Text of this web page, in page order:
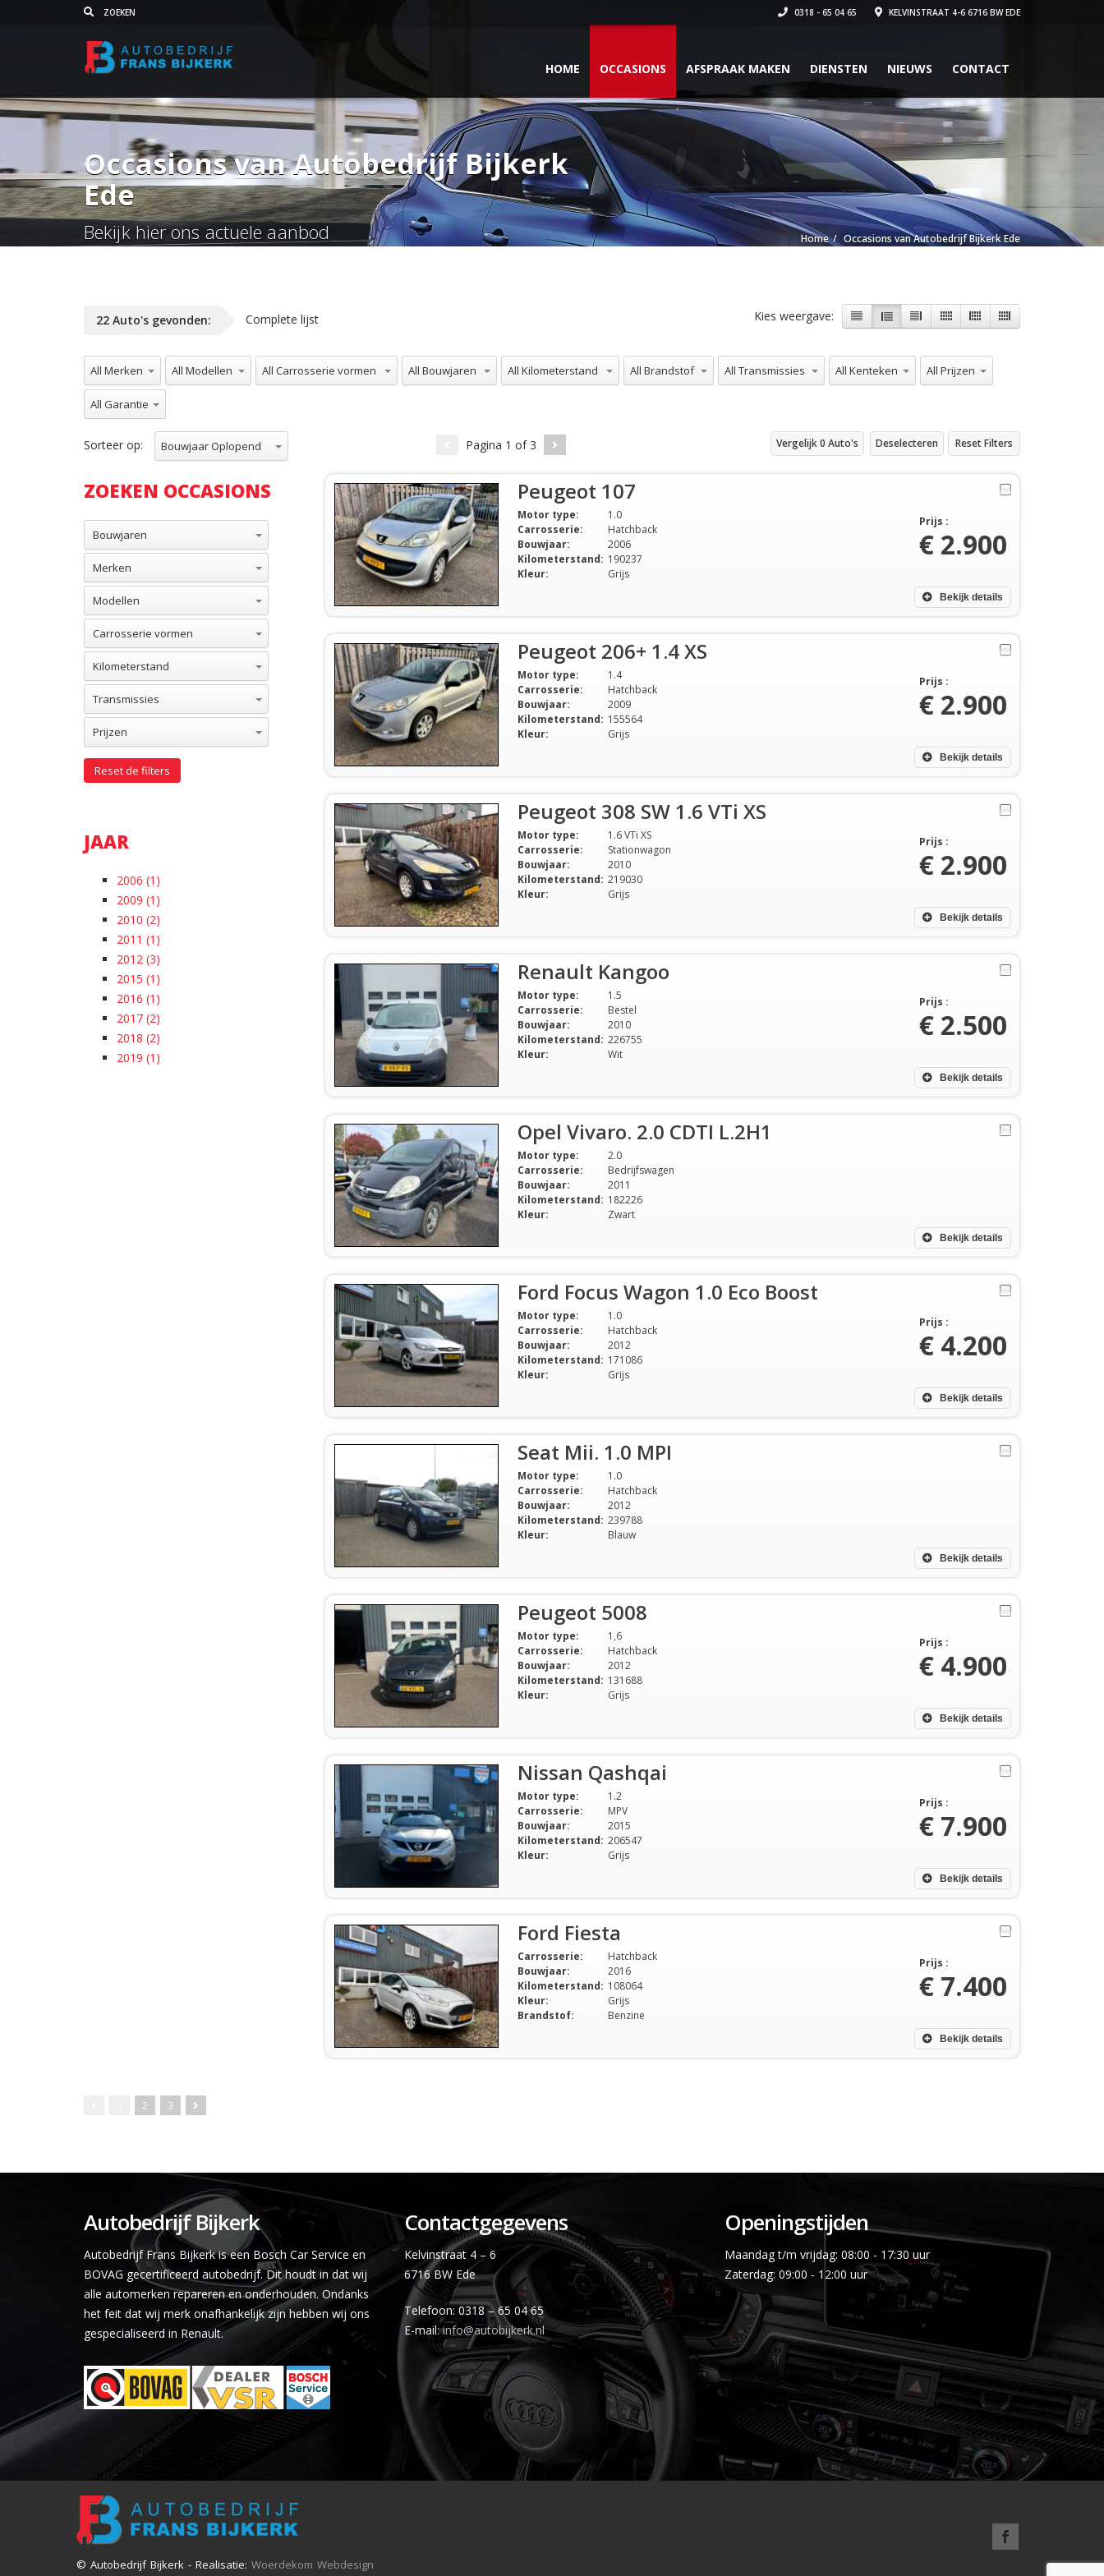
0318 - 65 04 65 KELVINSTRAAT 4-6 6716 BW EDE
HOME OCCASIONS AFSPRAAK MAKEN DIENSTEN NIEUWS CONTACT
Occasions van Autobedrijf Bijkerk
Ede
Bekijk hier ons actuele aanbod Home Occasions van Autobedrijf Bijkerk Ede
22 Auto's gevonden: Complete lijst Kies weergave:
All Merken All Modellen All Carrosserie vormen All Bouwjaren All Kilometerstand All Brandstof All Transmissies All Kenteken All Prijzen
All Garantie
Sorteer op: Bouwjaar Oplopend Pagina 1 of 3 Reset Filters
Deselecteren
Vergelijk0 Auto's
Peugeot 107
Motor type:
1.0
Carrosserie:
Hatchback
Bouwjaar:
2006
Kilometerstand: 190237
Kleur:
Grijs
Bekijk details
Prijs :
€ 2.900
Peugeot 206+ 1.4 XS
Motor type:
1.4
Carrosserie:
Hatchback
Bouwjaar:
2009
Kilometerstand: 155564
Kleur:
Grijs
Bekijk details
Prijs :
€ 2.900
Peugeot 308 SW 1.6 VTi XS
Motor type:
1.6 VTi XS
Carrosserie:
Stationwagon
Bouwjaar:
2010
Kilometerstand: 219030
Kleur:
Grijs
Bekijk details
Prijs :
€ 2.900
Renault Kangoo
Motor type:
1.5
Carrosserie:
Bestel
Bouwjaar:
2010
Kilometerstand: 226755
Kleur:
Wit
Bekijk details
Prijs :
€ 2.500
Opel Vivaro. 2.0 CDTI L.2H1
Motor type:
2.0
Carrosserie:
Bedrijfswagen
Bouwjaar:
2011
Kilometerstand: 182226
Kleur:
Zwart
Bekijk details
Ford Focus Wagon 1.0 Eco Boost
Motor type:
1.0
Carrosserie:
Hatchback
Bouwjaar:
2012
Kilometerstand: 171086
Kleur:
Grijs
Bekijk details
Prijs :
€ 4.200
Seat Mii. 1.0 MPI
Motor type:
1.0
Carrosserie:
Hatchback
Bouwjaar:
2012
Kilometerstand: 239788
Kleur:
Blauw
Bekijk details
Peugeot 5008
Motor type:
1,6
Carrosserie:
Hatchback
Bouwjaar:
2012
Kilometerstand: 131688
Kleur:
Grijs
Bekijk details
Prijs :
€ 4.900
Nissan Qashqai
Motor type:
1.2
Carrosserie:
MPV
Bouwjaar:
2015
Kilometerstand: 206547
Kleur:
Grijs
Bekijk details
Prijs :
€ 7.900
Ford Fiesta
Carrosserie:
Hatchback
Bouwjaar:
2016
Kilometerstand: 108064
Kleur:
Grijs
Brandstof:
Benzine
Bekijk details
Prijs :
€ 7.400
ZOEKEN OCCASIONS
Bouwjaren
Merken
Modellen
Carrosserie vormen
Kilometerstand
Transmissies
Prijzen
Reset de filters
JAAR
2006 (1)
2009 (1)
2010 (2)
2011 (1)
2012 (3)
2015 (1)
2016 (1)
2017 (2)
2018 (2)
2019 (1)
2 3
Autobedrijf Bijkerk
Autobedrijf Frans Bijkerk is een Bosch Car Service en
BOVAG gecertificeerd autobedrijf. Dit houdt in dat wij
alle automerken repareren en onderhouden. Ondanks
het feit dat wij merk onafhankelijk zijn hebben wij ons
gespecialiseerd in Renault.
Contactgegevens
Kelvinstraat 4 – 6
6716 BW Ede
Telefoon: 0318 – 65 04 65
E-mail:info@autobijkerk.nl
Openingstijden
Maandag t/m vrijdag: 08:00 - 17:30 uur
Zaterdag: 09:00 - 12:00 uur
© Autobedrijf Bijkerk - Realisatie: Woerdekom Webdesign